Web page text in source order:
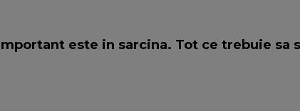
este in sarcina. Tot ce trebuie sa